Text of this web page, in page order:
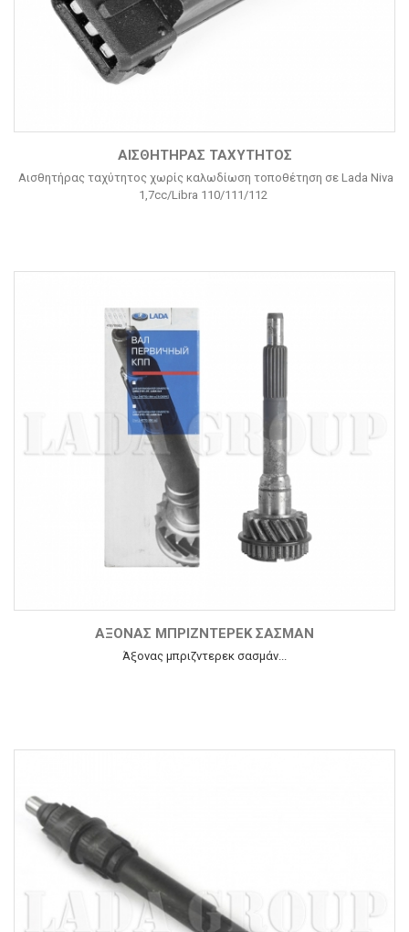
ΑΙΣΘΗΤΉΡΑΣ ΤΑΧΎΤΗΤΟΣ
Αισθητήρας ταχύτητος χωρίς καλωδίωση τοποθέτηση σε Lada Niva
1,7cc/Libra 110/111/112
ΆΞΟΝΑΣ ΜΠΡΙΖΝΤΕΡΕΚ ΣΑΣΜΆΝ
Άξονας μπριζντερεκ σασμάν...